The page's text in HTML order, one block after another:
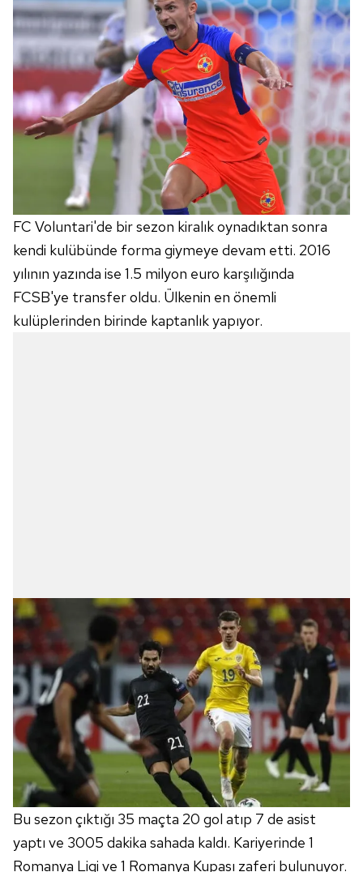
FC Voluntari'de bir sezon kiralık oynadıktan sonra
kendi kulübünde forma giymeye devam etti. 2016
yılının yazında ise 1.5 milyon euro karşılığında
FCSB'ye transfer oldu. Ülkenin en önemli
kulüplerinden birinde kaptanlık yapıyor.
Bu sezon çıktığı 35 maçta 20 gol atıp 7 de asist
yaptı ve 3005 dakika sahada kaldı. Kariyerinde 1
Romanya Ligi ve 1 Romanya Kupası zaferi bulunuyor.